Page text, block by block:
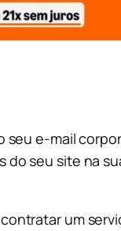
seu e-mail
do seu site na
um